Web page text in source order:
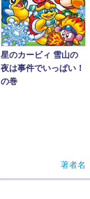
星のカービィ 雪山の
夜は事件でいっぱい！
の巻
著者名